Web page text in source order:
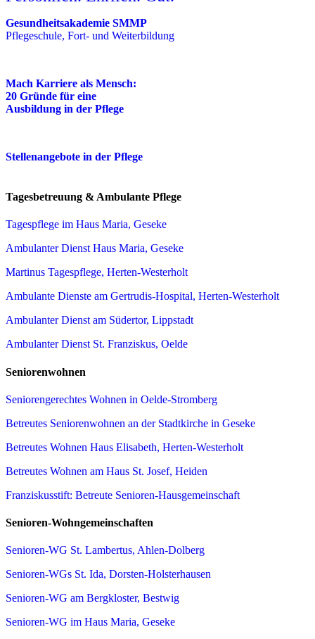
Gesundheitsakademie SMMP
Pflegeschule, Fort- und Weiterbildung
Mach Karriere als Mensch:
20 Gründe für eine
Ausbildung in der Pflege
Stellenangebote in der Pflege
Tagesbetreuung & Ambulante Pflege
Tagespflege im Haus Maria, Geseke
Ambulanter Dienst Haus Maria, Geseke
Martinus Tagespflege, Herten-Westerholt
Ambulante Dienste am Gertrudis-Hospital, Herten-Westerholt
Ambulanter Dienst am Südertor, Lippstadt
Ambulanter Dienst St. Franziskus, Oelde
Seniorenwohnen
Seniorengerechtes Wohnen in Oelde-Stromberg
Betreutes Seniorenwohnen an der Stadtkirche in Geseke
Betreutes Wohnen Haus Elisabeth, Herten-Westerholt
Betreutes Wohnen am Haus St. Josef, Heiden
Franziskusstift: Betreute Senioren-Hausgemeinschaft
Senioren-Wohngemeinschaften
Senioren-WG St. Lambertus, Ahlen-Dolberg
Senioren-WGs St. Ida, Dorsten-Holsterhausen
Senioren-WG am Bergkloster, Bestwig
Senioren-WG im Haus Maria, Geseke